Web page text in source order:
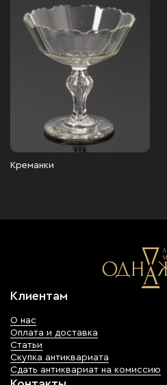
Креманки
Клиентам
О нас
Оплата и доставка
Статьи
Скупка антиквариата
Сдать антиквариат на комиссию